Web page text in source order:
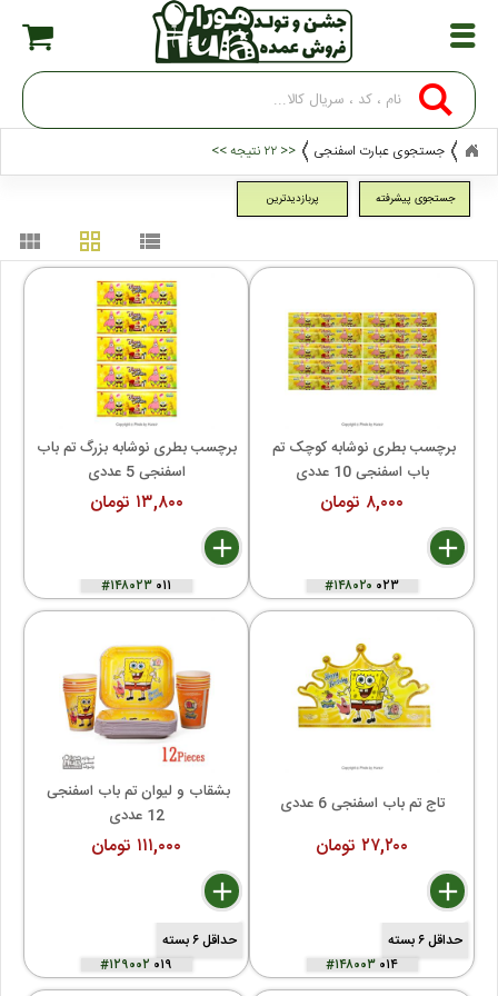
جستجوی عبارت اسفنجی << ۲۲ نتیجه >>
جستجوی پیشرفته پربازدیدترین
view_module grid_view view_list
اسفنجی 5 عددی
۱۳,۸۰۰ تومان
delete
remove
add
#۱۴۸۰۲۳۰۱۱
باب اسفنجی 10 عددی
۸,۰۰۰ تومان
delete
remove
add
#۱۴۸۰۲۰۰۲۳
12 عددی
۱۱۱,۰۰۰ تومان
delete
remove
add
حداقل ۶ بسته
#۱۲۹۰۰۲ ۰۱۹
تاج تم باب اسفنجی 6 عددی
۲۷,۲۰۰ تومان
delete
remove
add
حداقل ۶ بسته
#۱۴۸۰۰۳ ۰۱۴